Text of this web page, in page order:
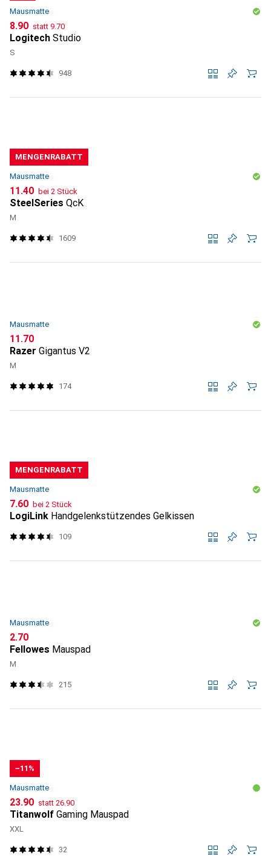
Mausmatte
CHF
8.90 statt CHF
9.70
Logitech Studio
S
948
MENGENRABATT
Mausmatte
CHF
11.40 bei 2 Stück
SteelSeries QcK
M
1609
Mausmatte
CHF
11.70
Razer Gigantus V2
M
174
MENGENRABATT
Mausmatte
CHF
7.60 bei 2 Stück
LogiLink Handgelenkstützendes Gelkissen
109
Mausmatte
CHF
2.70
Fellowes Mauspad
M
215
−11%
Mausmatte
CHF
23.90 statt CHF
26.90
Titanwolf Gaming Mauspad
XXL
32